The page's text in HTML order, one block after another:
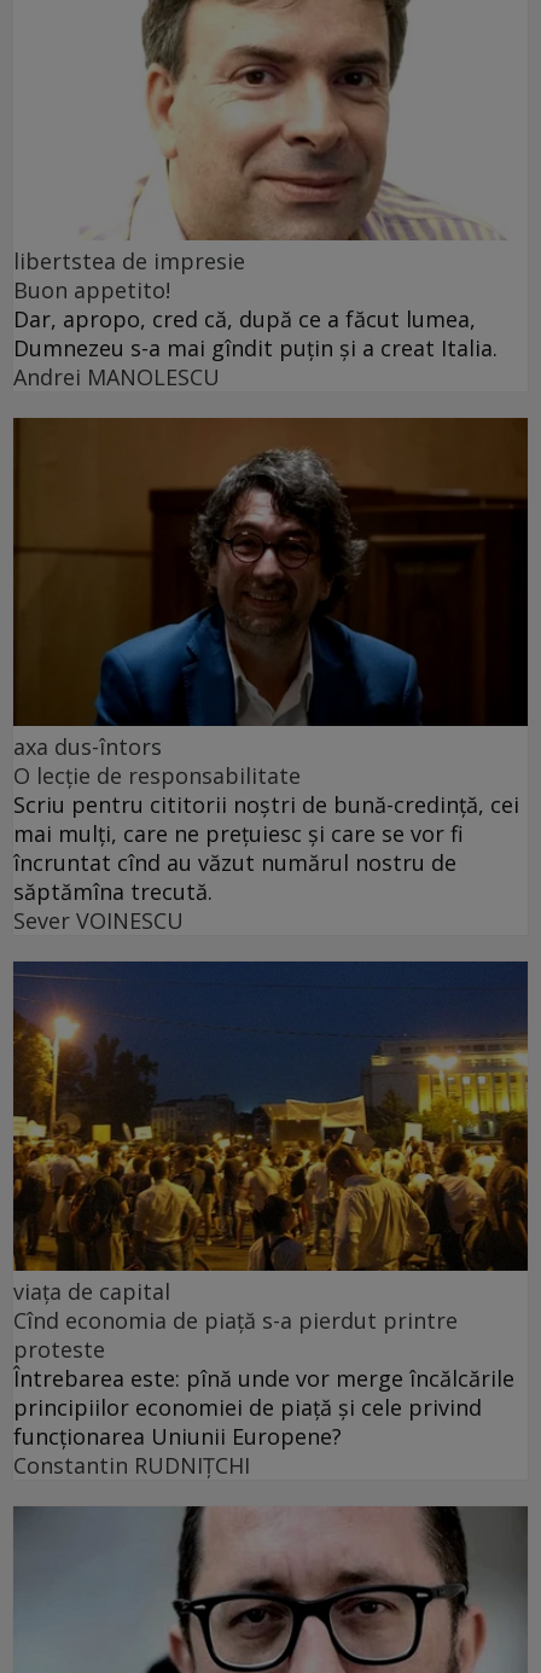
libertstea de impresie
Buon appetito!
Dar, apropo, cred că, după ce a făcut lumea,
Dumnezeu s-a mai gîndit puțin și a creat Italia.
Andrei MANOLESCU
axa dus-întors
O lecție de responsabilitate
Scriu pentru cititorii noștri de bună-credință, cei
mai mulți, care ne prețuiesc și care se vor fi
încruntat cînd au văzut numărul nostru de
săptămîna trecută.
Sever VOINESCU
viața de capital
Cînd economia de piață s-a pierdut printre
proteste
Întrebarea este: pînă unde vor merge încălcările
principiilor economiei de piață și cele privind
funcționarea Uniunii Europene?
Constantin RUDNIŢCHI